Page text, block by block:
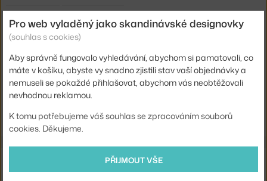
Materiál:
100% biobavlna
Kód produktu
FER-1104267424
EAN
5704723303909
Ste zo Slovenska? Prejdite na
Shopping from the EU? Switch toFree Tapestry Blanket
Pro web vyladěný jako skandinávské designovky
(souhlas s cookies)
Aby správně fungovalo vyhledávání, abychom si pamatovali, co
máte v košíku, abyste vy snadno zjistili stav vaší objednávky a
nemuseli se pokaždé přihlašovat, abychom vás neobtěžovali
nevhodnou reklamou.
K tomu potřebujeme váš souhlas se zpracováním souborů
cookies. Děkujeme.
PŘIJMOUT VŠE